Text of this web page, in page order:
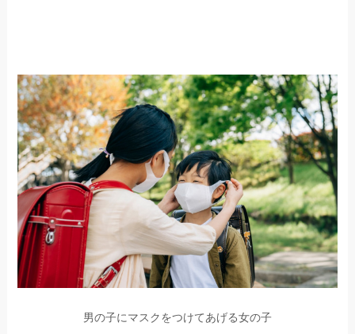
男の子にマスクをつけてあげる女の子